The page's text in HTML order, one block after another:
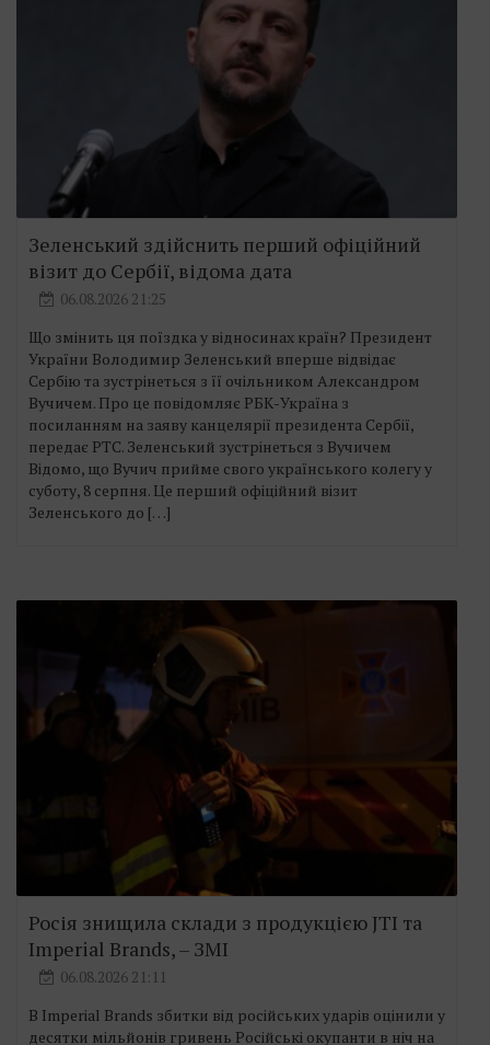
Зеленський здійснить перший офіційний
візит до Сербії, відома дата
06.08.2026 21:25
Що змінить ця поїздка у відносинах країн? Президент
України Володимир Зеленський вперше відвідає
Сербію та зустрінеться з її очільником Александром
Вучичем. Про це повідомляє РБК-Україна з
посиланням на заяву канцелярії президента Сербії,
передає РТС. Зеленський зустрінеться з Вучичем
Відомо, що Вучич прийме свого українського колегу у
суботу, 8 серпня. Це перший офіційний візит
Зеленського до […]
Росія знищила склади з продукцією JTI та
Imperial Brands, – ЗМІ
06.08.2026 21:11
В Imperial Brands збитки від російських ударів оцінили у
десятки мільйонів гривень Російські окупанти в ніч на